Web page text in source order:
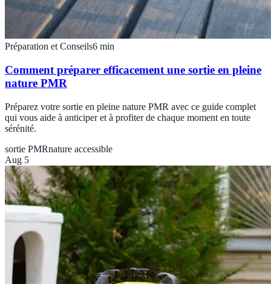
Préparation et Conseils6 min
Comment préparer efficacement une sortie en pleine
nature PMR
Préparez votre sortie en pleine nature PMR avec ce guide complet
qui vous aide à anticiper et à profiter de chaque moment en toute
sérénité.
sortie PMRnature accessible
Aug 5